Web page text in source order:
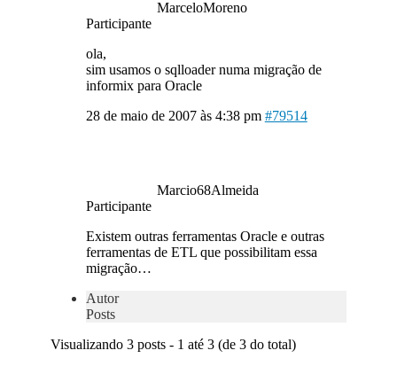
MarceloMoreno
Participante
ola,
sim usamos o sqlloader numa migração de
informix para Oracle
28 de maio de 2007 às 4:38 pm #79514
Marcio68Almeida
Participante
Existem outras ferramentas Oracle e outras
ferramentas de ETL que possibilitam essa
migração…
Autor
Posts
Visualizando 3 posts - 1 até 3 (de 3 do total)